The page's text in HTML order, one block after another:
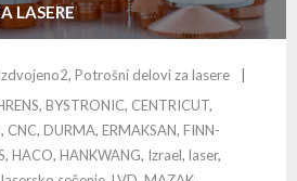
LASERE
, Potrošni delovi za lasere
, BYSTRONIC, CENTRICUT,
, CNC, DURMA, ERMAKSAN, FINN-
, HACO, HANKWANG, Izrael, laser,